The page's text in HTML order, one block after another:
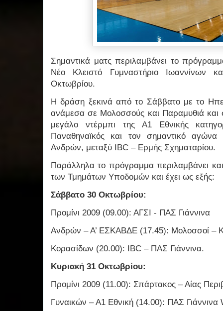
Σημαντικά ματς περιλαμβάνει το
Νέο Κλειστό Γυμναστήριο Ιωαννίνων
Οκτωβρίου.
Η δράση ξεκινά από το Σάββατο με το
ανάμεσα σε Μολοσσούς και Παραμυθιά και
μεγάλο ντέρμπι της Α1 Εθνικής
Παναθηναϊκός και τον σημαντικό αγώνα
Ανδρών, μεταξύ IBC – Ερμής Σχηματαρίου.
Παράλληλα το πρόγραμμα περιλαμβάνει
των Τμημάτων Υποδομών και έχει ως εξής:
Σάββατο 30 Οκτωβρίου:
Προμίνι 2009 (09.00): ΑΓΣΙ - ΠΑΣ Γιάννινα
Ανδρών – Α’ ΕΣΚΑΒΔΕ (17.45): Μολοσσοί –
Κορασίδων (20.00): IBC – ΠΑΣ Γιάννινα.
Κυριακή 31 Οκτωβρίου:
Προμίνι 2009 (11.00): Σπάρτακος – Αίας
Γυναικών – Α1 Εθνική (14.00): ΠΑΣ Γιάννινα